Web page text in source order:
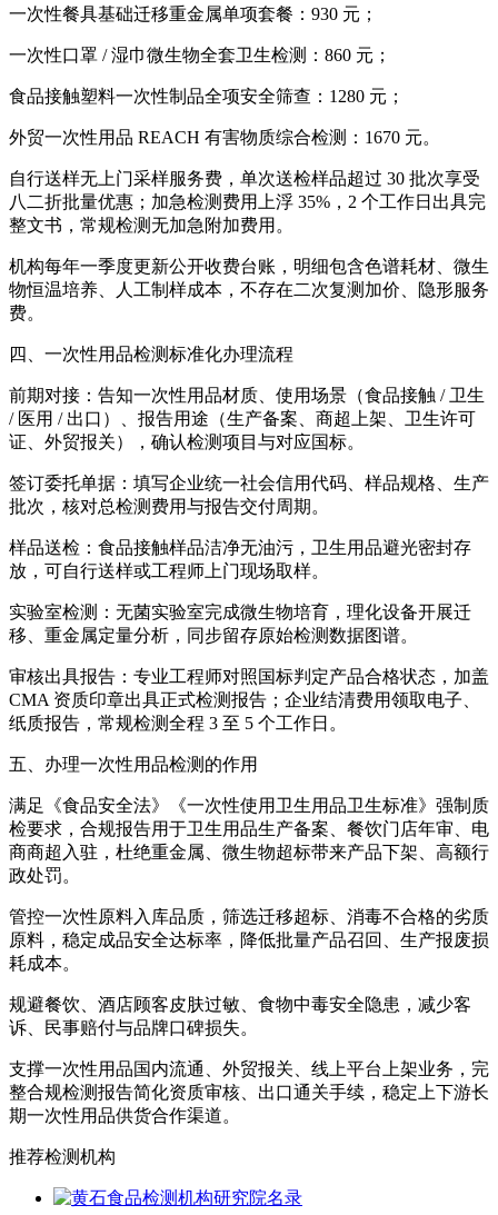
一次性餐具基础迁移重金属单项套餐：930 元；
一次性口罩 / 湿巾微生物全套卫生检测：860 元；
食品接触塑料一次性制品全项安全筛查：1280 元；
外贸一次性用品 REACH 有害物质综合检测：1670 元。
自行送样无上门采样服务费，单次送检样品超过 30 批次享受
八二折批量优惠；加急检测费用上浮 35%，2 个工作日出具完
整文书，常规检测无加急附加费用。
机构每年一季度更新公开收费台账，明细包含色谱耗材、微生
物恒温培养、人工制样成本，不存在二次复测加价、隐形服务
费。
四、一次性用品检测标准化办理流程
前期对接：告知一次性用品材质、使用场景（食品接触 / 卫生
/ 医用 / 出口）、报告用途（生产备案、商超上架、卫生许可
证、外贸报关），确认检测项目与对应国标。
签订委托单据：填写企业统一社会信用代码、样品规格、生产
批次，核对总检测费用与报告交付周期。
样品送检：食品接触样品洁净无油污，卫生用品避光密封存
放，可自行送样或工程师上门现场取样。
实验室检测：无菌实验室完成微生物培育，理化设备开展迁
移、重金属定量分析，同步留存原始检测数据图谱。
审核出具报告：专业工程师对照国标判定产品合格状态，加盖
CMA 资质印章出具正式检测报告；企业结清费用领取电子、
纸质报告，常规检测全程 3 至 5 个工作日。
五、办理一次性用品检测的作用
满足《食品安全法》《一次性使用卫生用品卫生标准》强制质
检要求，合规报告用于卫生用品生产备案、餐饮门店年审、电
商商超入驻，杜绝重金属、微生物超标带来产品下架、高额行
政处罚。
管控一次性原料入库品质，筛选迁移超标、消毒不合格的劣质
原料，稳定成品安全达标率，降低批量产品召回、生产报废损
耗成本。
规避餐饮、酒店顾客皮肤过敏、食物中毒安全隐患，减少客
诉、民事赔付与品牌口碑损失。
支撑一次性用品国内流通、外贸报关、线上平台上架业务，完
整合规检测报告简化资质审核、出口通关手续，稳定上下游长
期一次性用品供货合作渠道。
推荐检测机构